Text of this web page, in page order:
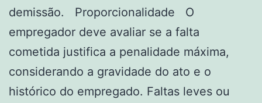
demissão. Proporcionalidade O
empregador deve avaliar se a falta
cometida justifica a penalidade máxima,
considerando a gravidade do ato e o
histórico do empregado. Faltas leves ou